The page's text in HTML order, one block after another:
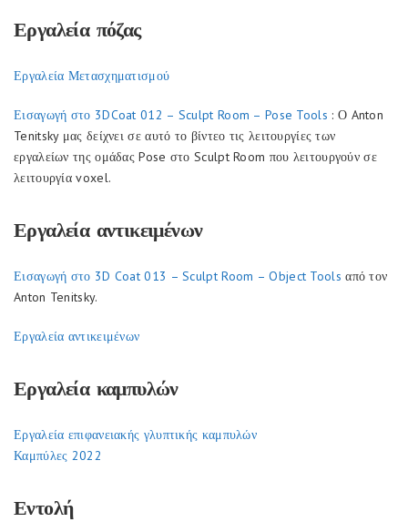
Εργαλεία πόζας
Εργαλεία Μετασχηματισμού
Εισαγωγή στο 3DCoat 012 – Sculpt Room – Pose Tools : Ο Anton
Tenitsky μας δείχνει σε αυτό το βίντεο τις λειτουργίες των
εργαλείων της ομάδας Pose στο Sculpt Room που λειτουργούν σε
λειτουργία voxel.
Εργαλεία αντικειμένων
Εισαγωγή στο 3D Coat 013 – Sculpt Room – Object Tools από τον
Anton Tenitsky.
Εργαλεία αντικειμένων
Εργαλεία καμπυλών
Εργαλεία επιφανειακής γλυπτικής καμπυλών
Καμπύλες 2022
Εντολή